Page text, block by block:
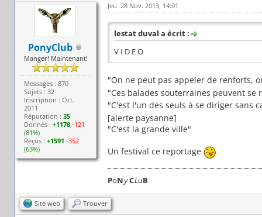
PonyClub
Manger! Maintenant!
Messages : 870
Sujets : 32
Inscription : Oct.
2011
Réputation :35
Donnés :+1178 -121
(81%)
Reçus :+1591 -352
(63%)
Jeu. 28 Nov. 2013, 14:01
lestat duval a écrit :
V I D E O
"On ne peut pas appeler de renforts,
"Ces balades souterraines peuvent
"C'est l'un des seuls à se diriger sans
[alerte paysanne]
"C'est la grande ville"
Un festival ce reportage
PoNyCLuB
Site web Trouver